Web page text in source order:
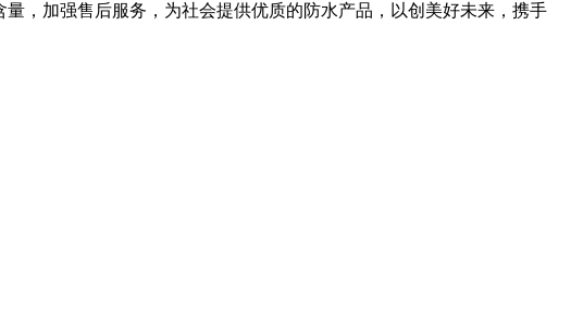
，加强售后服务，为社会提供优质的防水产品，以创美好未来，携手